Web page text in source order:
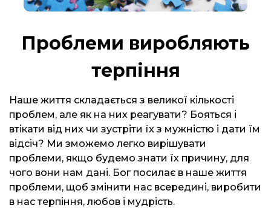
Проблеми виробляють
терпіння
Наше життя складається з великої кількості
проблем, але як на них реагувати? Бояться і
втікати від них чи зустріти їх з мужністю і дати їм
відсіч? Ми зможемо легко вирішувати
проблеми, якщо будемо знати їх причину, для
чого вони нам дані. Бог посилає в наше життя
проблеми, щоб змінити нас всередині, виробити
в нас терпіння, любов і мудрість.